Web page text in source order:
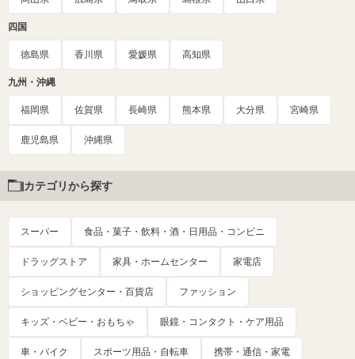
四国
徳島県 香川県 愛媛県 高知県
九州・沖縄
福岡県 佐賀県 長崎県 熊本県 大分県 宮崎県
鹿児島県 沖縄県
カテゴリから探す
スーパー 食品・菓子・飲料・酒・日用品・コンビニ
ドラッグストア 家具・ホームセンター 家電店
ショッピングセンター・百貨店 ファッション
キッズ・ベビー・おもちゃ 眼鏡・コンタクト・ケア用品
車・バイク スポーツ用品・自転車 携帯・通信・家電